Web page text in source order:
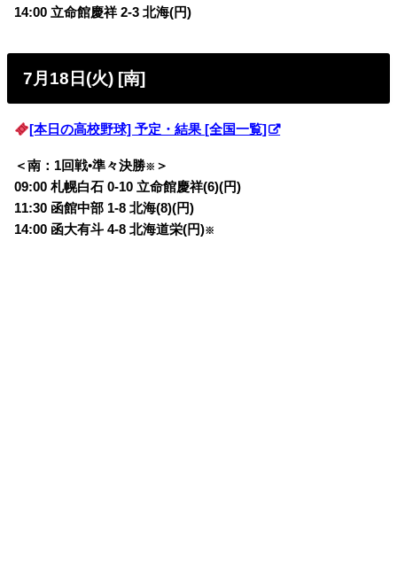
14:00 立命館慶祥 2-3 北海(円)
7月18日(火) [南]
[本日の高校野球] 予定・結果 [全国一覧]
＜南：1回戦•準々決勝※ ＞
09:00 札幌白石 0-10 立命館慶祥(6)(円)
11:30 函館中部 1-8 北海(8)(円)
14:00 函大有斗 4-8 北海道栄(円)※